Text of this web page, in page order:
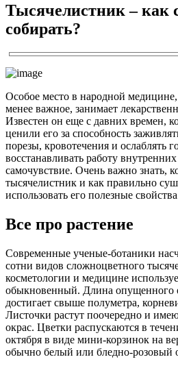
Тысячелистник – как
собирать?
Особое место в народной
менее важное, занимает
Известен он еще с давних времен,
ценили его за способность
порезы, кровотечения и ослаблять
восстанавливать работу
самочувствие. Очень важно знать,
тысячелистник и как правильно
использовать его полезные
Все про растение
Современные ученые-ботаники
сотни видов сложноцветного
косметологии и медицине
обыкновенный. Длина опущенного
достигает свыше полуметра,
Листочки растут поочередно и
окрас. Цветки распускаются в
октября в виде мини-корзинок на
обычно белый или бледно-розовый